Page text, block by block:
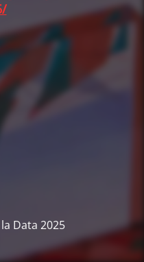
Data 2025